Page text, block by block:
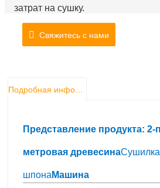
затрат на сушку.
Свяжитесь с нами
Подробная информация о продукте
Представление продукта: 2-
метровая древесина
шпона Машина